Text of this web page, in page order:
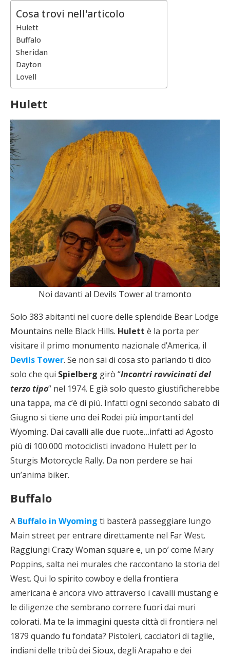
Cosa trovi nell'articolo
Hulett
Buffalo
Sheridan
Dayton
Lovell
Hulett
Noi davanti al Devils Tower al tramonto
Solo 383 abitanti nel cuore delle splendide Bear Lodge
Mountains nelle Black Hills. Hulett è la porta per
visitare il primo monumento nazionale d’America, il
Devils Tower. Se non sai di cosa sto parlando ti dico
solo che qui Spielberg girò “Incontri ravvicinati del
terzo tipo” nel 1974. E già solo questo giustificherebbe
una tappa, ma c’è di più. Infatti ogni secondo sabato di
Giugno si tiene uno dei Rodei più importanti del
Wyoming. Dai cavalli alle due ruote…infatti ad Agosto
più di 100.000 motociclisti invadono Hulett per lo
Sturgis Motorcycle Rally. Da non perdere se hai
un’anima biker.
Buffalo
A Buffalo in Wyoming ti basterà passeggiare lungo
Main street per entrare direttamente nel Far West.
Raggiungi Crazy Woman square e, un po’ come Mary
Poppins, salta nei murales che raccontano la storia del
West. Qui lo spirito cowboy e della frontiera
americana è ancora vivo attraverso i cavalli mustang e
le diligenze che sembrano correre fuori dai muri
colorati. Ma te la immagini questa città di frontiera nel
1879 quando fu fondata? Pistoleri, cacciatori di taglie,
indiani delle tribù dei Sioux, degli Arapaho e dei